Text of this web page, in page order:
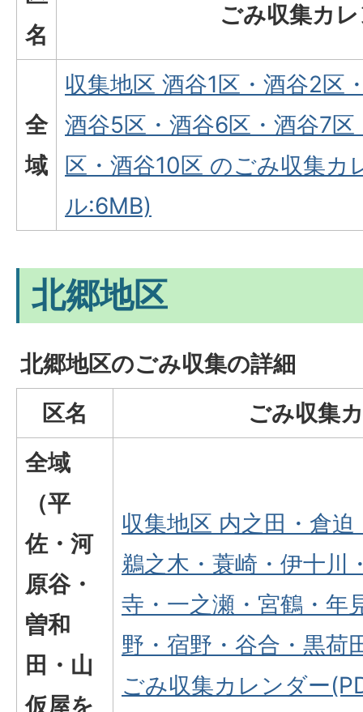
名
ごみ収集カ
全
域
収集地区 酒谷1区・酒谷2区
酒谷5区・酒谷6区・酒谷7
区・酒谷10区 のごみ収集カ
ル:6MB)
北郷地区
北郷地区のごみ収集の詳細
区名
ごみ収集
全域
（平
佐・河
原谷・
曽和
田・山
仮屋を
収集地区 内之田・倉
鵜之木・蓑崎・伊十川
寺・一之瀬・宮鶴・年
野・宿野・谷合・黒荷
ごみ収集カレンダー